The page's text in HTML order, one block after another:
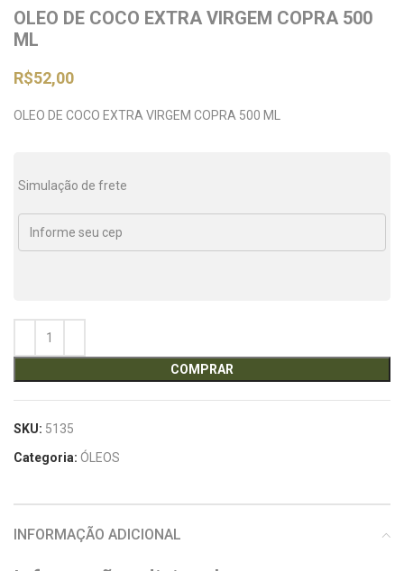
OLEO DE COCO EXTRA VIRGEM COPRA 500
ML
R$52,00
OLEO DE COCO EXTRA VIRGEM COPRA 500 ML
Simulação de frete
COMPRAR
SKU: 5135
Categoria: ÓLEOS
INFORMAÇÃO ADICIONAL